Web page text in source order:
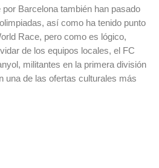
Barcelona también han pasado
así como ha tenido punto
Race, pero como es lógico,
de los equipos locales, el FC
militantes en la primera división
una de las ofertas culturales más